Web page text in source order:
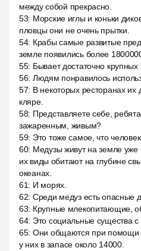
между собой прекрасно.
53: Морские иглы и коньки
пловцы они не очень прытки.
54: Крабы самые развитые
земле появились более
55: Бывает достаточно крупных
56: Людям понравилось
57: В некоторых ресторанах
кляре.
58: Представляете себе,
зажаренным, живым?
59: Это тоже самое, что
60: Медузы живут на земле уже
их виды обитают на глубине
океанах.
61: И морях.
62: Среди медуз есть опасные
63: Крупные млекопитающие,
64: Это социальные существа с
65: Они общаются при помощи
у них в запасе около 14000.